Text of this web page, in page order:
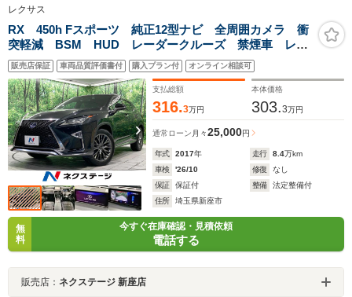
レクサス
RX 450h Fスポーツ 純正12型ナビ 全周囲カメラ 衝
突軽減 BSM HUD レーダークルーズ 禁煙車 レザ
ーシート 全席シートヒーター 3眼ヘッドライト ルー
フレール クリアランスソナー 電動リアゲート
100V ETC
販売店保証 車両品質評価書付 購入プラン付 オンライン相談可
支払総額
316.3万円
本体価格
303.3万円
通常ローン 月々25,000円
年式 2017年 走行 8.4万km
車検
'26/10 修復
なし
保証
保証付 整備
法定整備付
住所
埼玉県新座市
無
料
今すぐ在庫確認・見積依頼
電話する
販売店： ネクステージ 新座店